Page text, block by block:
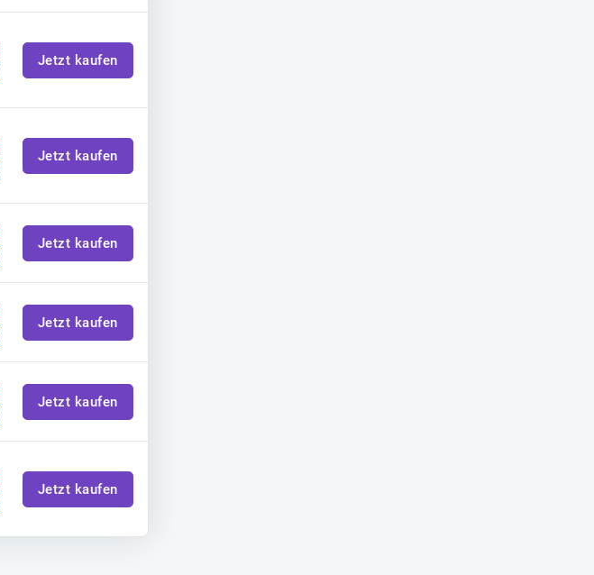
Jetzt kaufen
Jetzt kaufen
Jetzt kaufen
Jetzt kaufen
Jetzt kaufen
Jetzt kaufen